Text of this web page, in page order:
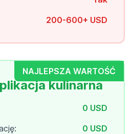
200-600+ USD
NAJLEPSZA WARTOŚĆ
kulinarna
0 USD
0 USD